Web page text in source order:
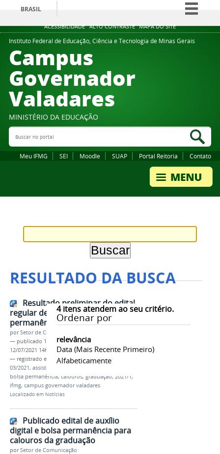
ACESSIBILIDADE ALTO CONTRASTE MAPA DO SITE
BRASIL
Simplifique!
Comunica BR
Instituto Federal de Educação, Ciência e Tecnologia de Minas Gerais
Campus
Governador
Valadares
MINISTÉRIO DA EDUCAÇÃO
Buscar no portal
Meu IFMG SEI Moodle SUAP Portal Reitoria Contato
RESULTADO DA BUSCA
4itens atendem ao seu critério.
Ordenar por
relevância
Data (mais Recente Primeiro)
Alfabeticamente
Resultado preliminar do edital
regular de auxílio digital e bolsa
permanência
porSetor de Comunicação
— publicado 12/07/2021—última modificação
12/07/2021 14h59
— registrado em:
resultado preliminar,edital
03/2021, assistência estudantil
bolsa permanência, calouros, graduação, 2021/1,
ifmg, campus governador valadares
Localizado em Notícias
Publicado edital de auxílio
digital e bolsa permanência para
calouros da graduação
porSetor de Comunicação